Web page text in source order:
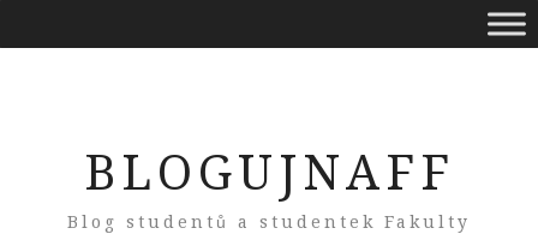
BLOGUJNAFF
Blog studentů a studentek Fakulty